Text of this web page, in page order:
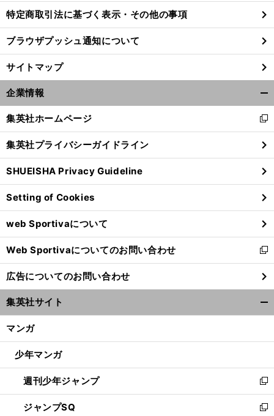
前
特定商取引法に基づく表示・その他の事項
ブラウザプッシュ通知について
サイトマップ
企業情報
閉
る
集英社ホームページ
新
し
い
ウ
ィ
ン
ド
ウ
で
開
く
集英社プライバシーガイドライン
SHUEISHA Privacy Guideline
Setting of Cookies
web Sportivaについて
Web Sportivaについてのお問い合わせ
新
し
い
ウ
ィ
ン
ウ
開
く
広告についてのお問い合わせ
集英社サイト
マンガ
少年マンガ
週刊少年ジャンプ
新
し
い
ジャンプSQ
新